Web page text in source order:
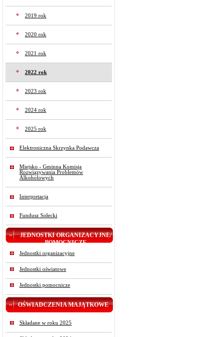
2019 rok
2020 rok
2021 rok
2022 rok
2023 rok
2024 rok
2025 rok
Elektroniczna Skrzynka Podawcza
Miejsko - Gminna Komisja
Rozwiązywania Problemów
Alkoholowych
Interpretacja
Fundusz Sołecki
JEDNOSTKI ORGANIZACYJNE/
POMOCNICZE
Jednostki organizacyjne
Jednostki oświatowe
Jednostki pomocnicze
OŚWIADCZENIA MAJĄTKOWE
Składane w roku 2025